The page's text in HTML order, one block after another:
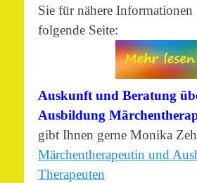
Sie für nähere
folgende Seite:
Auskunft und Beratung
Ausbildung
gibt Ihnen gerne Monika
Märchentherapeutin und
Therapeuten